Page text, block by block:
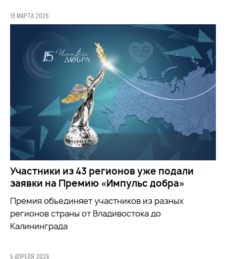
19 МАРТА 2026
Участники из 43 регионов уже подали
заявки на Премию «Импульс добра»
Премия объединяет участников из разных
регионов страны от Владивостока до
Калининграда
5 АПРЕЛЯ 2026